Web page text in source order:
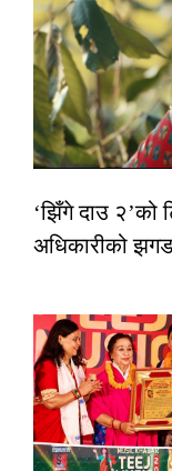
‘झिँगे दाउ २’को
अधिकारीको